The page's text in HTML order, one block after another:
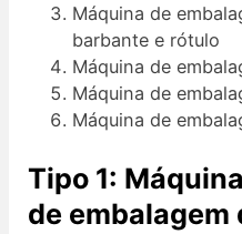
Máquina de
barbante e rótulo
Máquina de
Máquina de
Máquina de
Tipo 1:
de embalagem